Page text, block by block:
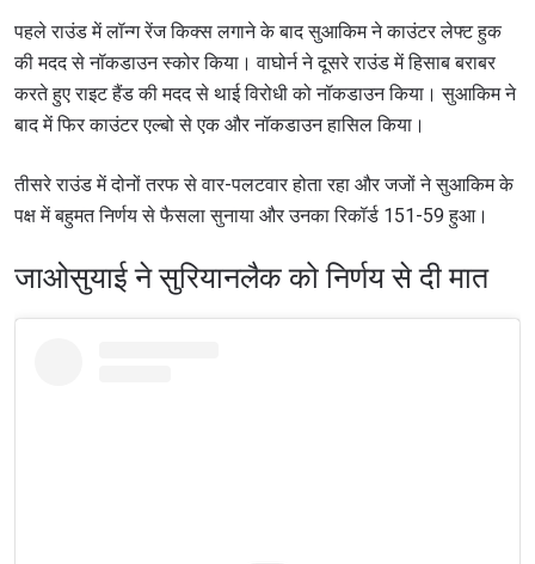
पहले राउंड में लॉन्ग रेंज किक्स लगाने के बाद सुआकिम ने काउंटर लेफ्ट हुक
की मदद से नॉकडाउन स्कोर किया। वाघोर्न ने दूसरे राउंड में हिसाब बराबर
करते हुए राइट हैंड की मदद से थाई विरोधी को नॉकडाउन किया। सुआकिम ने
बाद में फिर काउंटर एल्बो से एक और नॉकडाउन हासिल किया।
तीसरे राउंड में दोनों तरफ से वार-पलटवार होता रहा और जजों ने सुआकिम के
पक्ष में बहुमत निर्णय से फैसला सुनाया और उनका रिकॉर्ड 151-59 हुआ।
जाओसुयाई ने सुरियानलैक को निर्णय से दी मात